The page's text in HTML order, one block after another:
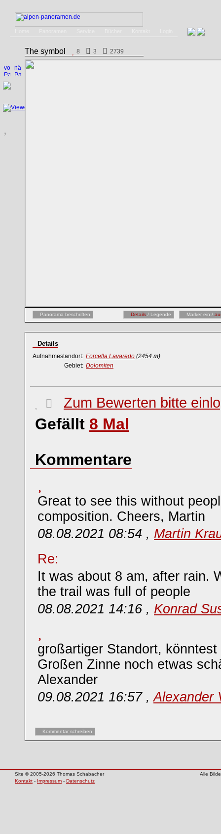
The symbol 8 3 2739
Panorama beschriften Details / Legende Marker ein /
Details
Aufnahmestandort: Forcella Lavaredo (2454 m)
Gebiet: Dolomiten
Zum Bewerten bitte
Gefällt 8 Mal
Kommentare
Great to see this without
composition. Cheers, Martin
08.08.2021 08:54 , Martin
Re:
It was about 8 am, after rain.
the trail was full of people
08.08.2021 14:16 , Konrad
großartiger Standort,
Großen Zinne noch etwas
Alexander
09.08.2021 16:57 ,Alexander
Kommentar schreiben
Site © 2005-2026 Thomas Schabacher
Alle
Kontakt - Impressum - Datenschutz